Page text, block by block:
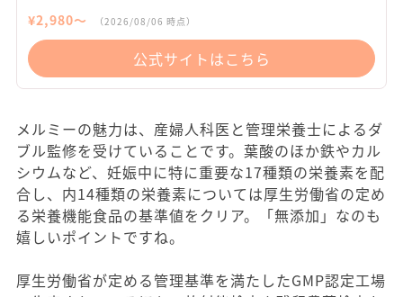
¥2,980〜 （2026/08/06 時点）
公式サイトはこちら
メルミーの魅力は、産婦人科医と管理栄養士によるダ
ブル監修を受けていることです。葉酸のほか鉄やカル
シウムなど、妊娠中に特に重要な17種類の栄養素を配
合し、内14種類の栄養素については厚生労働省の定め
る栄養機能食品の基準値をクリア。「無添加」なのも
嬉しいポイントですね。
厚生労働省が定める管理基準を満たしたGMP認定工場